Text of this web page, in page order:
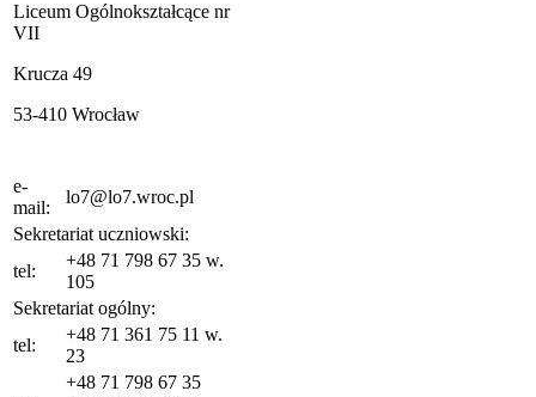
Liceum Ogólnokształcące nr
VII
Krucza 49
53-410 Wrocław
e-
mail:
lo7@lo7.wroc.pl
Sekretariat uczniowski:
tel:
+48 71 798 67 35 w.
105
Sekretariat ogólny:
tel:
+48 71 361 75 11 w.
23
+48 71 798 67 35